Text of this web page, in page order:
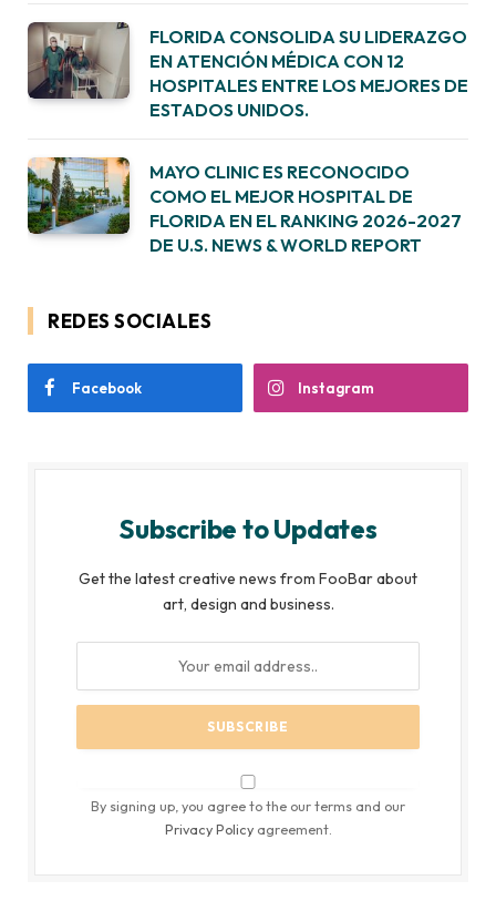
FLORIDA CONSOLIDA SU LIDERAZGO
EN ATENCIÓN MÉDICA CON 12
HOSPITALES ENTRE LOS MEJORES DE
ESTADOS UNIDOS.
MAYO CLINIC ES RECONOCIDO
COMO EL MEJOR HOSPITAL DE
FLORIDA EN EL RANKING 2026-2027
DE U.S. NEWS & WORLD REPORT
REDES SOCIALES
Facebook Instagram
Subscribe to Updates
Get the latest creative news from FooBar about
art, design and business.
By signing up, you agree to the our terms and our
Privacy Policyagreement.